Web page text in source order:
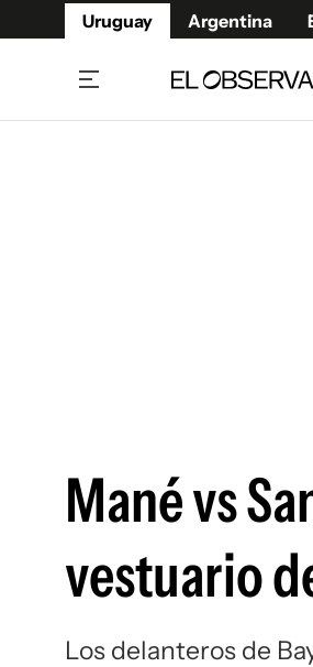
Uruguay Argentina
Mané vs
vestuario
Los delanteros de